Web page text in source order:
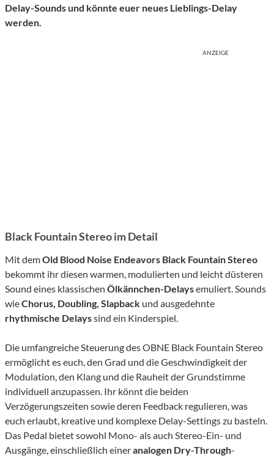
Delay-Sounds und könnte euer neues Lieblings-Delay
werden.
ANZEIGE
Black Fountain Stereo im Detail
Mit demOld Blood Noise Endeavors Black FountainStereo
bekommt ihr diesen warmen, modulierten und leicht düsteren
Sound eines klassischen Ölkännchen-Delaysemuliert. Sounds
wieChorus, Doubling, Slapback und ausgedehnte
rhythmische Delayssind ein Kinderspiel.
Die umfangreiche Steuerung des OBNE Black Fountain Stereo
ermöglicht es euch, den Grad und die Geschwindigkeit der
Modulation, den Klang und die Rauheit der Grundstimme
individuell anzupassen. Ihr könnt die beiden
Verzögerungszeiten sowie deren Feedback regulieren, was
euch erlaubt, kreative und komplexe Delay-Settings zu basteln.
Das Pedal bietet sowohl Mono- als auch Stereo-Ein- und
Ausgänge, einschließlich eineranalogen Dry-Through-